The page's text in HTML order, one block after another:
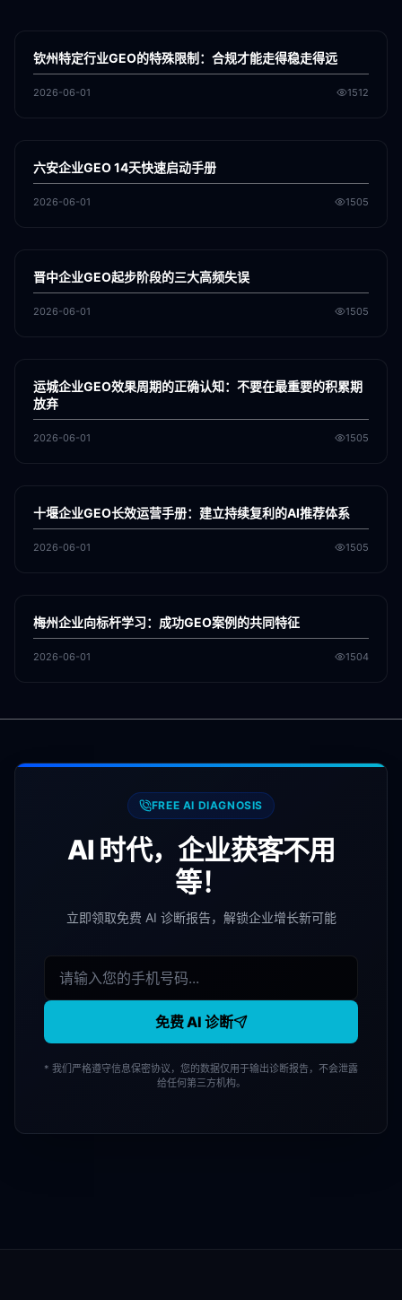
GEO
钦州特定行业GEO的特殊限制：合规才能走得稳走得远
2026-06-01 1512
GEO
六安企业GEO 14天快速启动手册
2026-06-01 1505
GEO
晋中企业GEO起步阶段的三大高频失误
2026-06-01 1505
GEO
运城企业GEO效果周期的正确认知：不要在最重要的积累期
放弃
2026-06-01 1505
GEO
十堰企业GEO长效运营手册：建立持续复利的AI推荐体系
2026-06-01 1505
GEO
梅州企业向标杆学习：成功GEO案例的共同特征
2026-06-01 1504
FREE AI DIAGNOSIS
AI 时代，企业获客不用
等！
立即领取免费 AI 诊断报告，解锁企业增长新可能
免费 AI 诊断
* 我们严格遵守信息保密协议，您的数据仅用于输出诊断报告，不会泄露
给任何第三方机构。